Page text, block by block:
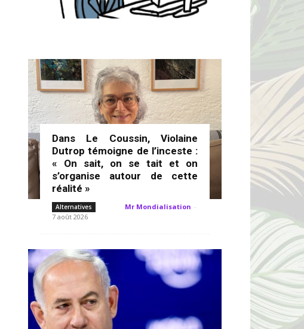
Dans Le Coussin, Violaine
Dutrop témoigne de l’inceste :
« On sait, on se tait et on
s’organise autour de cette
réalité »
Alternatives Mr Mondialisation -
7 août 2026